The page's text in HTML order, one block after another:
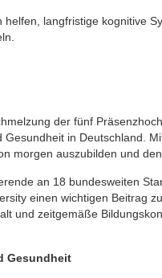
langfristige kognitive
der fünf
in Deutschland.
morgen auszubilden und
an 18 bundesweiten
einen wichtigen Beitrag
und zeitgemäße
Gesundheit